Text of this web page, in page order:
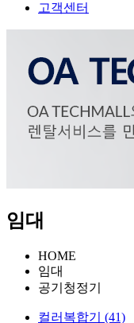
고객센터
임대
HOME
임대
공기청정기
컬러복합기 (41)